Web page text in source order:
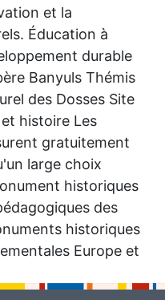
et la
Éducation à
durable
Banyuls Thémis
des Dosses Site
histoire Les
gratuitement
large choix
historiques
des
historiques
Europe et